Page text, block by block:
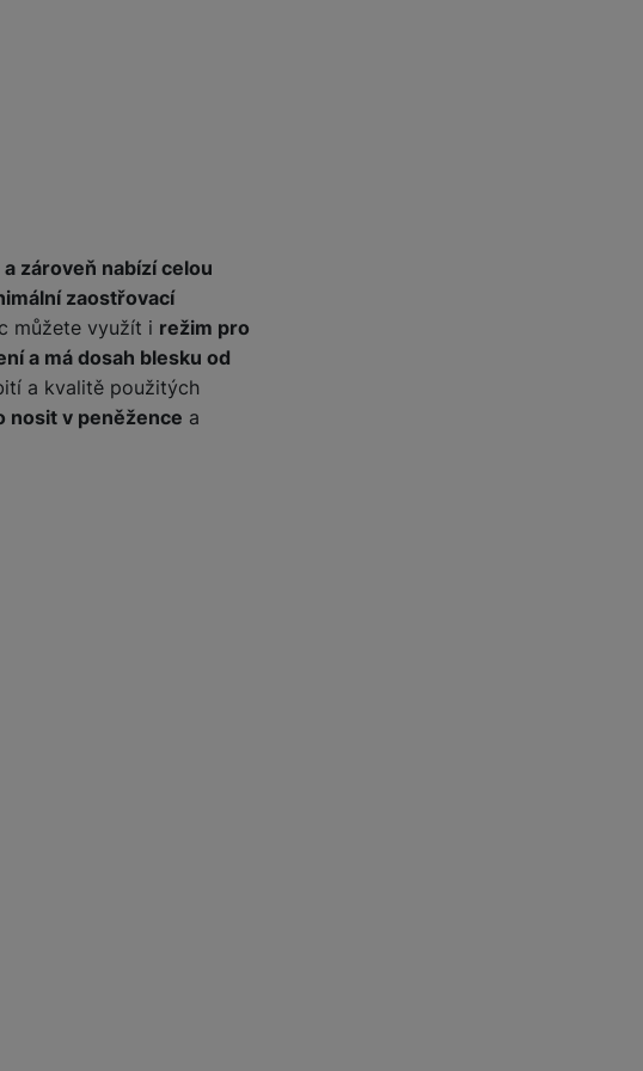
vhodné obsahy nebo reklamy jak
a zároveň nabízí celou
zaostřovací
můžete využít i režim pro
a má dosah blesku od
a kvalitě použitých
nosit v peněžence a